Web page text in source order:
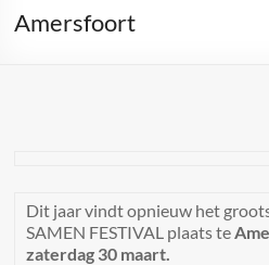
Amersfoort
Dit jaar vindt opnieuw het
SAMEN FESTIVAL plaats te
zaterdag 30 maart.